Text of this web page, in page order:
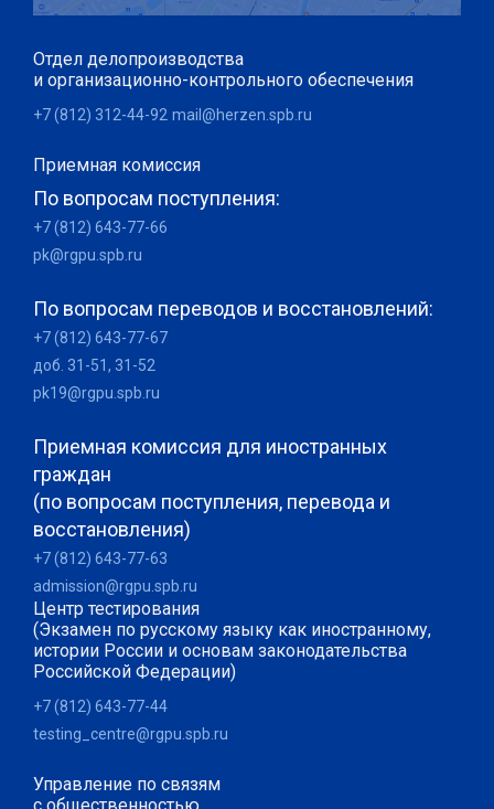
Отдел делопроизводства
и организационно-контрольного обеспечения
+7 (812) 312-44-92 mail@herzen.spb.ru
Приемная комиссия
По вопросам поступления:
+7 (812) 643-77-66
pk@rgpu.spb.ru
По вопросам переводов и восстановлений:
+7 (812) 643-77-67
доб. 31-51, 31-52
pk19@rgpu.spb.ru
Приемная комиссия для иностранных
граждан
(по вопросам поступления, перевода и
восстановления)
+7 (812) 643-77-63
admission@rgpu.spb.ru
Центр тестирования
(Экзамен по русскому языку как иностранному,
истории России и основам законодательства
Российской Федерации)
+7 (812) 643-77-44
testing_centre@rgpu.spb.ru
Управление по связям